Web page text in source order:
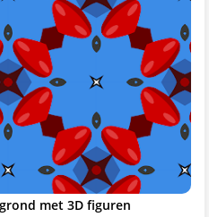
met 3D figuren